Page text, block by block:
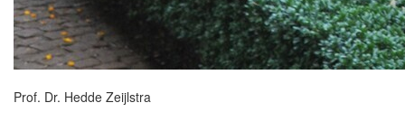
Prof. Dr. Hedde Zeijlstra